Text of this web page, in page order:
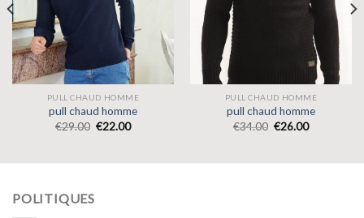
PULL CHAUD HOMME
pull chaud homme
€29.00 €22.00
PULL CHAUD HOMME
pull chaud homme
€34.00 €26.00
POLITIQUES